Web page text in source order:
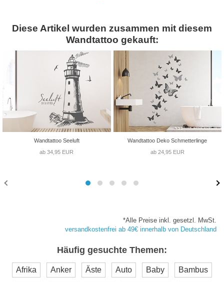
Diese Artikel wurden zusammen mit diesem
Wandtattoo gekauft:
Wandtattoo Seeluft
ab 34,95 EUR
Wandtattoo Deko Schmetterlinge
ab 24,95 EUR
*Alle Preise inkl. gesetzl. MwSt.
versandkostenfrei ab 49€ innerhalb von Deutschland
Häufig gesuchte Themen:
Afrika Anker Äste Auto Baby Bambus